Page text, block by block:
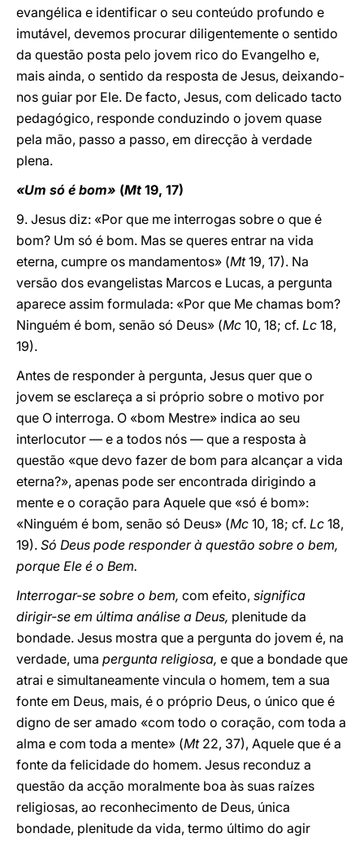
evangélica e identificar o seu conteúdo profundo e
imutável, devemos procurar diligentemente o sentido
da questão posta pelo jovem rico do Evangelho e,
mais ainda, o sentido da resposta de Jesus, deixando-
nos guiar por Ele. De facto, Jesus, com delicado tacto
pedagógico, responde conduzindo o jovem quase
pela mão, passo a passo, em direcção à verdade
plena.
«Um só é bom» (Mt 19, 17)
9. Jesus diz: «Por que me interrogas sobre o que é
bom? Um só é bom. Mas se queres entrar na vida
eterna, cumpre os mandamentos» (Mt19, 17). Na
versão dos evangelistas Marcos e Lucas, a pergunta
aparece assim formulada: «Por que Me chamas bom?
Ninguém é bom, senão só Deus» (Mc 10, 18; cf. Lc 18,
19).
Antes de responder à pergunta, Jesus quer que o
jovem se esclareça a si próprio sobre o motivo por
que O interroga. O «bom Mestre» indica ao seu
interlocutor — e a todos nós — que a resposta à
questão «que devo fazer de bom para alcançar a vida
eterna?», apenas pode ser encontrada dirigindo a
mente e o coração para Aquele que «só é bom»:
«Ninguém é bom, senão só Deus» (Mc 10, 18; cf. Lc 18,
19). Só Deus pode responder à questão sobre o bem,
porque Ele é o Bem.
Interrogar-se sobre o bem, com efeito, significa
dirigir-se em última análise a Deus, plenitude da
bondade. Jesus mostra que a pergunta do jovem é, na
verdade, uma pergunta religiosa, e que a bondade que
atrai e simultaneamente vincula o homem, tem a sua
fonte em Deus, mais, é o próprio Deus, o único que é
digno de ser amado «com todo o coração, com toda a
alma e com toda a mente» (Mt 22, 37), Aquele que é a
fonte da felicidade do homem. Jesus reconduz a
questão da acção moralmente boa às suas raízes
religiosas, ao reconhecimento de Deus, única
bondade, plenitude da vida, termo último do agir